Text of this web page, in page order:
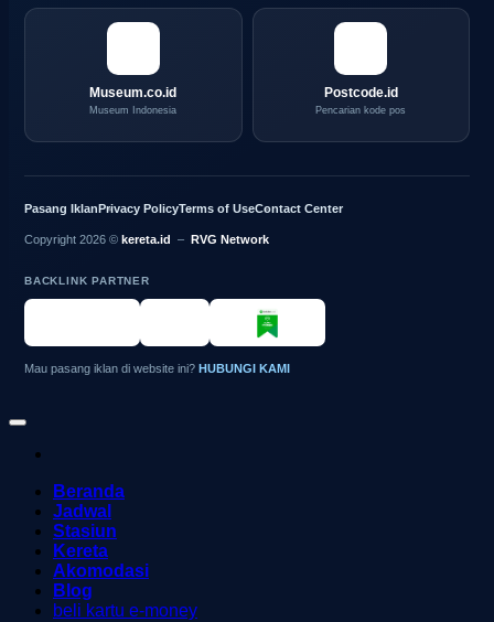
Museum.co.id
Museum Indonesia
Postcode.id
Pencarian kode pos
Pasang Iklan Privacy PolicyTerms of UseContact Center
Copyright 2026 © kereta.id – RVG Network
BACKLINK PARTNER
Mau pasang iklan di website ini? HUBUNGI KAMI
Beranda
Jadwal
Stasiun
Kereta
Akomodasi
Blog
beli kartu e-money